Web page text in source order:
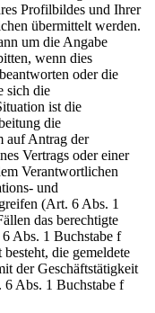
Profilbildes und Ihrer
übermittelt werden.
um die Angabe
wenn dies
oder die
sich die
ist die
die
auf Antrag der
Vertrags oder einer
Verantwortlichen
und
(Art. 6 Abs. 1
das berechtigte
Abs. 1 Buchstabe f
die gemeldete
der Geschäftstätigkeit
Abs. 1 Buchstabe f